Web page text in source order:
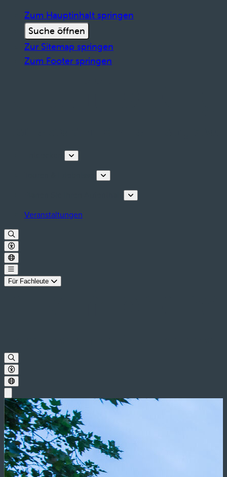
Zum Hauptinhalt springen
Suche öffnen
Zur Sitemap springen
Zum Footer springen
Veranstaltungen
Für Fachleute